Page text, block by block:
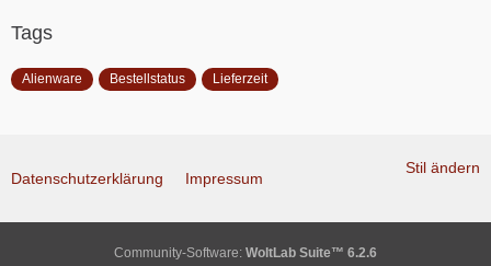
Tags
Alienware Bestellstatus Lieferzeit
Stil ändern
Datenschutzerklärung Impressum
Community-Software: WoltLab Suite™ 6.2.6